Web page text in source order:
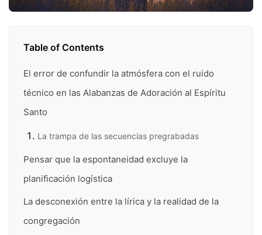
Table of Contents
El error de confundir la atmósfera con el ruido
técnico en las Alabanzas de Adoración al Espíritu
Santo
La trampa de las secuencias pregrabadas
Pensar que la espontaneidad excluye la
planificación logística
La desconexión entre la lírica y la realidad de la
congregación